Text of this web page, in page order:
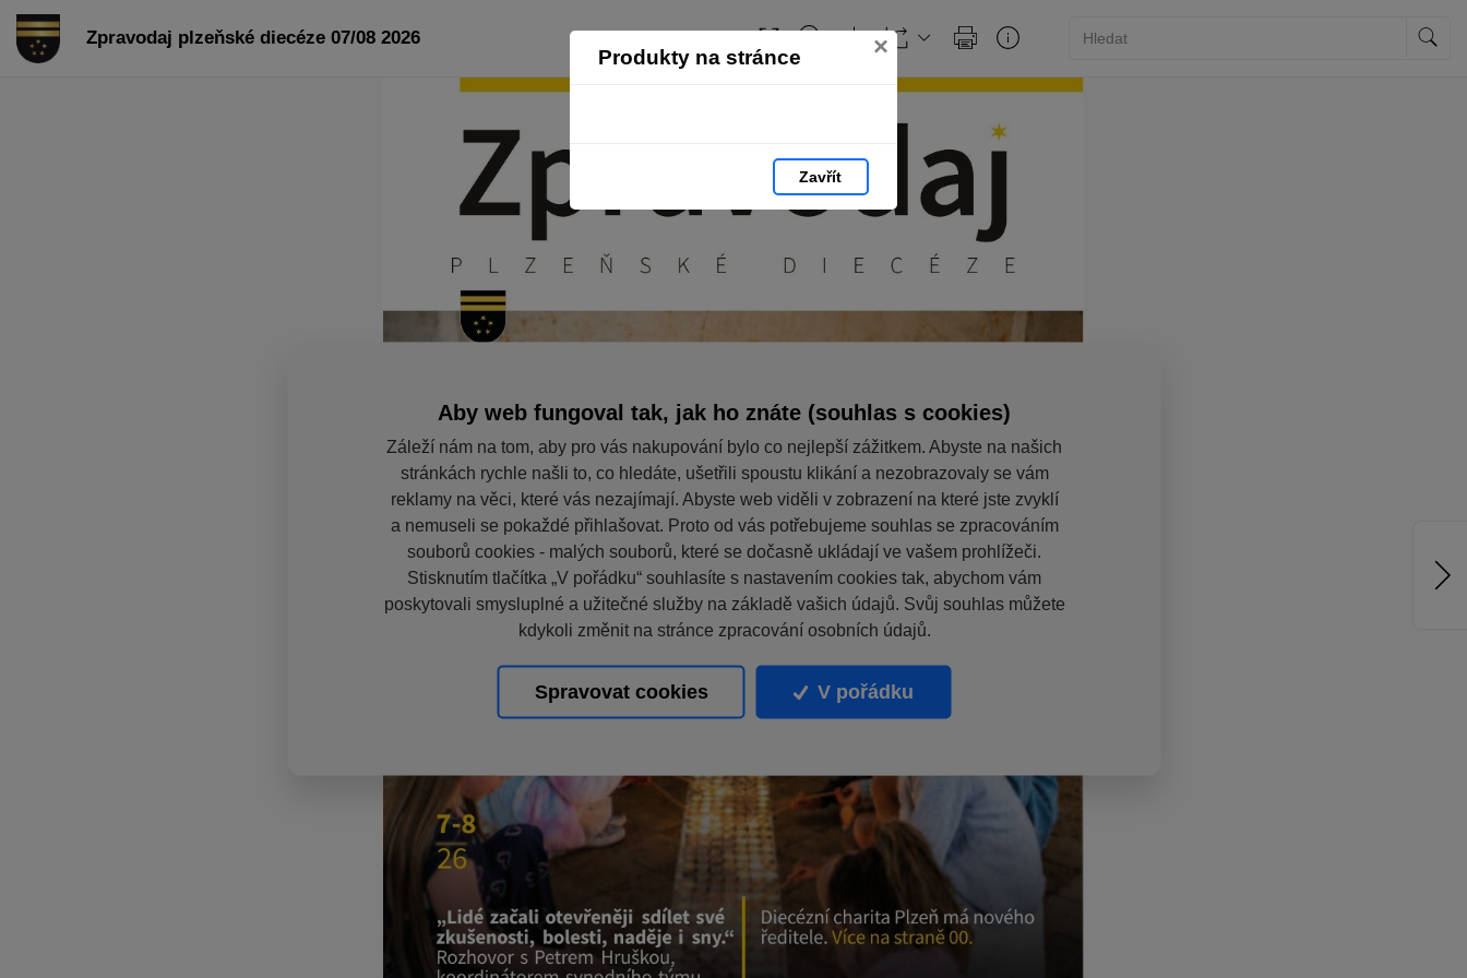
Produkty na stránce ×
Zavřít
Zpravodaj plzeňské diecéze 07/08 2026
Aby web fungoval tak, jak ho znáte (souhlas s cookies)
Záleží nám na tom, aby pro vás nakupování bylo co nejlepší zážitkem. Abyste na našich
stránkách rychle našli to, co hledáte, ušetřili spoustu klikání a nezobrazovaly se vám
reklamy na věci, které vás nezajímají. Abyste web viděli v zobrazení na které jste zvyklí
a nemuseli se pokaždé přihlašovat. Proto od vás potřebujeme souhlas se zpracováním
souborů cookies - malých souborů, které se dočasně ukládají ve vašem prohlížeči.
Stisknutím tlačítka „V pořádku“ souhlasíte s nastavením cookies tak, abychom vám
poskytovali smysluplné a užitečné služby na základě vašich údajů. Svůj souhlas můžete
kdykoli změnit na stránce zpracování osobních údajů.
Spravovat cookies V pořádku